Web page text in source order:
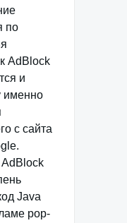
по
AdBlock
и
именно
с сайта
Java
pop-